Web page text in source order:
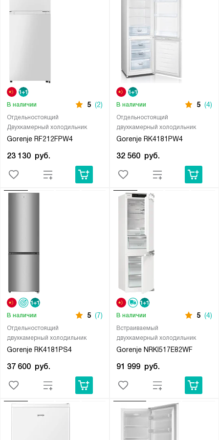
Отдельностоящий
Двухкамерный холодильник
Gorenje RF212FPW4
В наличии 5 (2)
23 130 руб.
Отдельностоящий
двухкамерный холодильник
Gorenje RK4181PW4
В наличии 5 (4)
32 560 руб.
Отдельностоящий
двухкамерный холодильник
Gorenje RK4181PS4
В наличии 5 (7)
37 600 руб.
Встраиваемый
двухкамерный холодильник
Gorenje NRKI517E82WF
В наличии 5 (4)
91 999 руб.